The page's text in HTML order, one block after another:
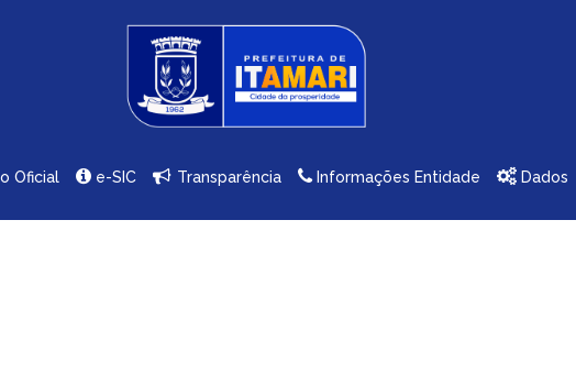
Oficial e-SIC Transparência Informações Entidade Dados